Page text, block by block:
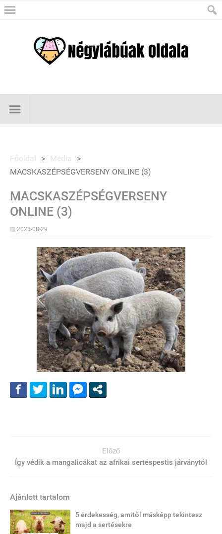
Főoldal > Média
>
MACSKASZÉPSÉGVERSENY ONLINE (3)
MACSKASZÉPSÉGVERSENY
ONLINE (3)
2023-08-29
Előző
Így védik a mangalicákat az afrikai sertéspestis járványtól
Ajánlott tartalom
5 érdekesség, amitől másképp tekintesz
majd a sertésekre